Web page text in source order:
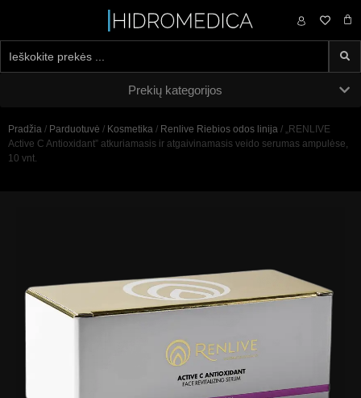
0,00 €
Prekių kategorijos
Pradžia / Parduotuvė / Kosmetika / Renlive Riebios odos linija / „RENLIVE
Active C Antioxidant” atkuriamasis ir atgaivinamasis veido serumas ampulėse,
10 vnt.